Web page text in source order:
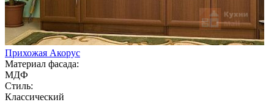
Прихожая Акорус
Материал фасада:
МДФ
Стиль:
Классический